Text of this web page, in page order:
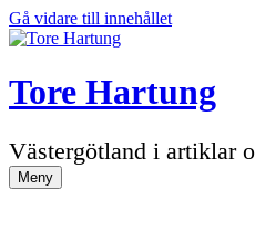
Gå vidare till innehållet
Tore Hartung
Västergötland i artiklar
Meny